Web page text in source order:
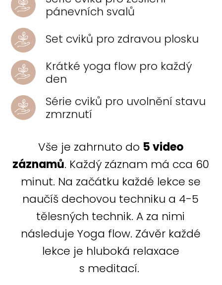
pánevních svalů
Set cviků pro zdravou plosku
Krátké yoga flow pro každý
den
Série cviků pro uvolnění stavu
zmrznutí
Vše je zahrnuto do 5 video
záznamů. Každý záznam má cca 60
minut. Na začátku každé lekce se
naučíš dechovou techniku a 4-5
tělesných technik. A za nimi
následuje Yoga flow. Závěr každé
lekce je hluboká relaxace
s meditací.